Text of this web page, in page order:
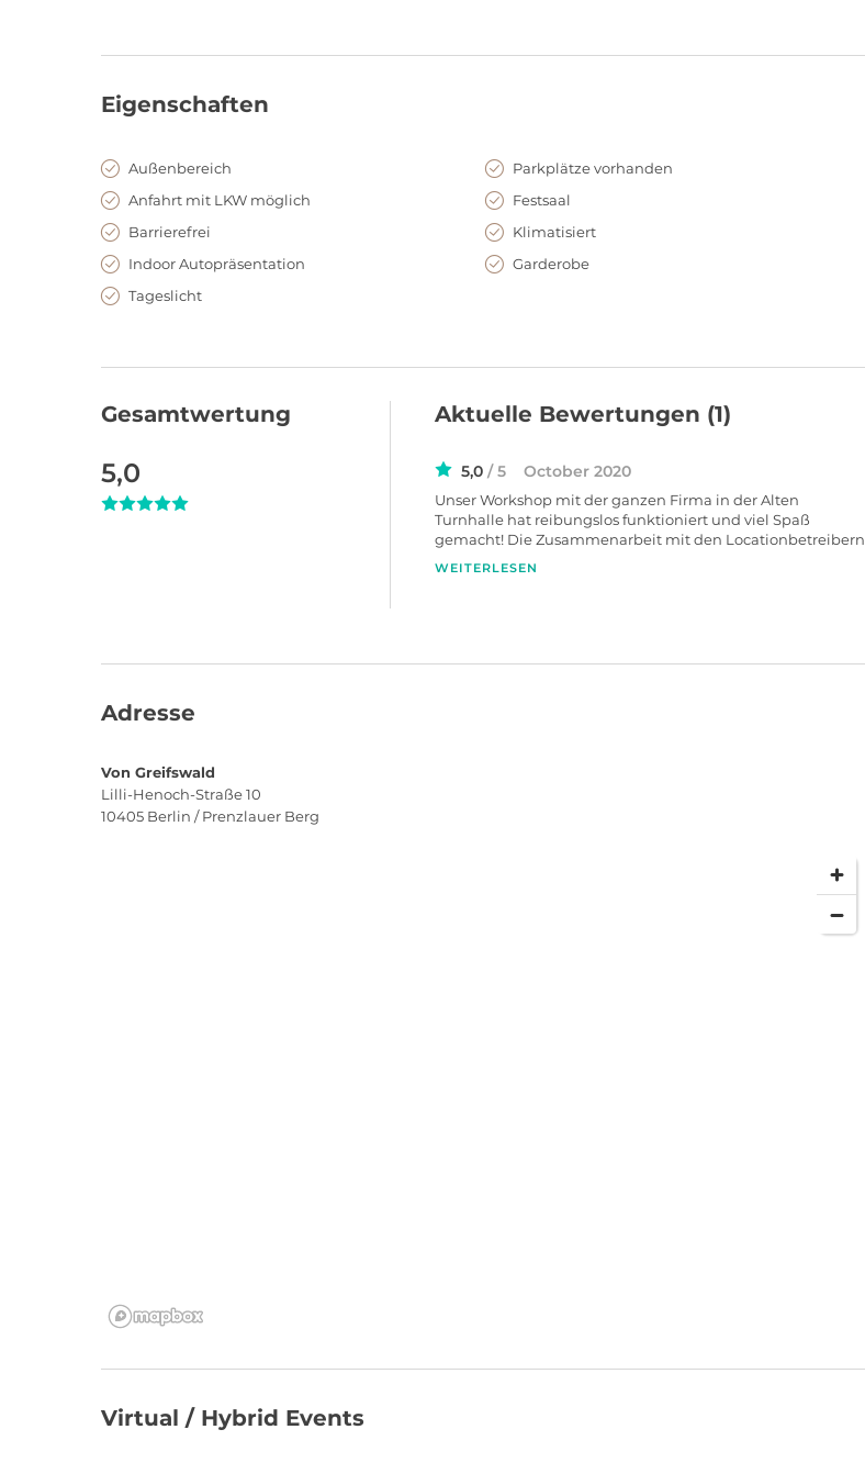
Eigenschaften
Außenbereich
Parkplätze vorhanden
Anfahrt mit LKW möglich
Festsaal
Barrierefrei
Klimatisiert
Indoor Autopräsentation
Garderobe
Tageslicht
Gesamtwertung
5,0
Aktuelle Bewertungen (1)
5,0 / 5 October 2020
Unser Workshop mit der ganzen Firma in der Alten
Turnhalle hat reibungslos funktioniert und viel Spaß
gemacht! Die Zusammenarbeit mit den Locationbetreibern
WEITERLESEN
Adresse
Von Greifswald
Lilli-Henoch-Straße 10
10405 Berlin / Prenzlauer Berg
Virtual / Hybrid Events